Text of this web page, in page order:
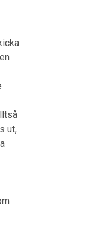
ut,